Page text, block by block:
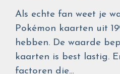
Als echte fan weet je
Pokémon kaarten uit
hebben. De waarde
kaarten is best lastig.
factoren die…